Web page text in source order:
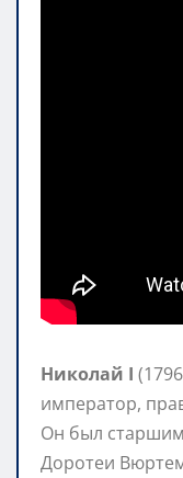
Николай I
император,
Он был
Доротеи